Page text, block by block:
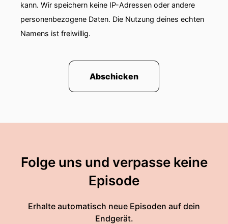
kann. Wir speichern keine IP-Adressen oder andere
personenbezogene Daten. Die Nutzung deines echten
Namens ist freiwillig.
Abschicken
Folge uns und verpasse keine
Episode
Erhalte automatisch neue Episoden auf dein
Endgerät.